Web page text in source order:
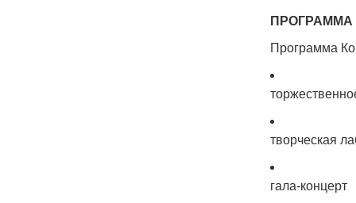
ПРОГРАММА
Программа
творческая
гала-концерт